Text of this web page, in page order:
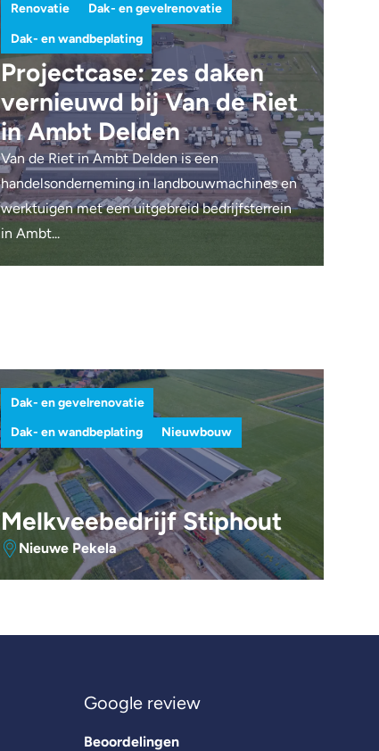
Renovatie
Dak- en gevelrenovatie
Dak- en wandbeplating
Projectcase: zes daken
vernieuwd bij Van de Riet
in Ambt Delden
Van de Riet in Ambt Delden is een
handelsonderneming in landbouwmachines en
werktuigen met een uitgebreid bedrijfsterrein
in Ambt...
Dak- en gevelrenovatie
Dak- en wandbeplating
Nieuwbouw
Melkveebedrijf Stiphout
Nieuwe Pekela
Google review
Beoordelingen